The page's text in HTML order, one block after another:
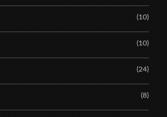
(10)
(10)
(24)
(8)